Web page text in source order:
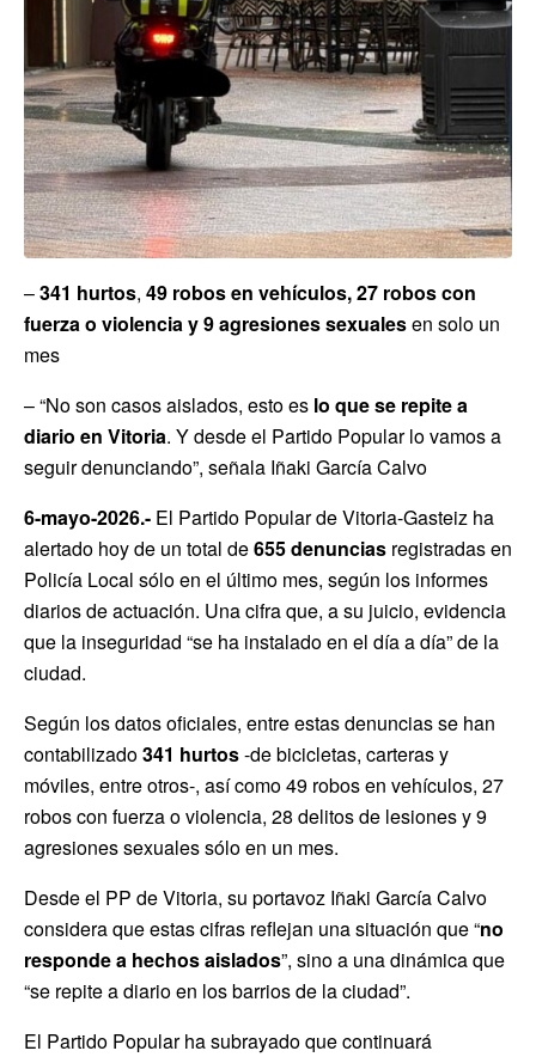
–341 hurtos, 49 robos en vehículos, 27 robos con
fuerza o violencia y 9 agresiones sexualesen solo un
mes
– “No son casos aislados, esto es lo que se repite a
diario en Vitoria. Y desde el Partido Popular lo vamos a
seguir denunciando”, señala Iñaki García Calvo
6-mayo-2026.- El Partido Popular de Vitoria-Gasteiz ha
alertado hoy de un total de655 denuncias registradas en
Policía Local sólo en el último mes, según los informes
diarios de actuación. Una cifra que, a su juicio, evidencia
que la inseguridad “se ha instalado en el día a día” de la
ciudad.
Según los datos oficiales, entre estas denuncias se han
contabilizado341 hurtos-de bicicletas, carteras y
móviles, entre otros-, así como 49 robos en vehículos, 27
robos con fuerza o violencia, 28 delitos de lesiones y 9
agresiones sexuales sólo en un mes.
Desde el PP de Vitoria, su portavoz Iñaki García Calvo
considera que estas cifras reflejan una situación que “no
responde a hechos aislados”, sino a una dinámica que
“se repite a diario en los barrios de la ciudad”.
El Partido Popular ha subrayado que continuará